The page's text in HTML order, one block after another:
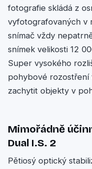
fotografie skládá z
vyfotografovaných v
snímač vždy
snímek velikosti 12
Super vysokého
pohybové
zachytit objekty v
Mimořádně
Dual I.S. 2
Pětiosý optický